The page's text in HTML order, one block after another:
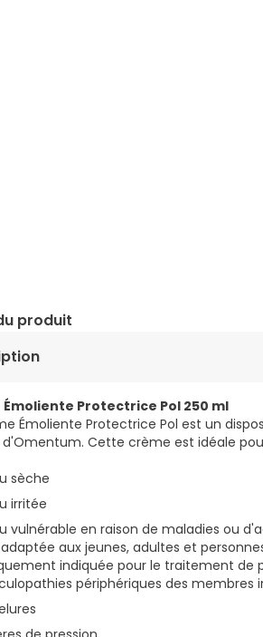
produit
Émoliente Protectrice Pol 250 ml
Émoliente Protectrice Pol est un
d'Omentum. Cette crème est idéale
sèche
irritée
vulnérable en raison de maladies ou
aux jeunes, adultes et
indiquée pour le traitement de
périphériques des membres